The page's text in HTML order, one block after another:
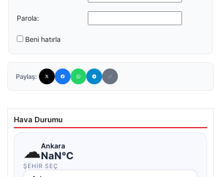
Parola:
Beni hatırla
Paylaş:
Hava Durumu
☁Ankara
NaN°C
ŞEHIR SEÇ